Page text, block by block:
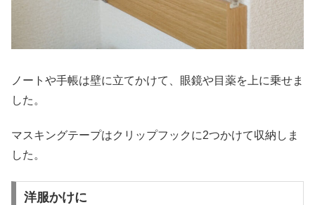
ノートや手帳は壁に立てかけて、眼鏡や目薬を上に乗せま
した。
マスキングテープはクリップフックに2つかけて収納しま
した。
洋服かけに